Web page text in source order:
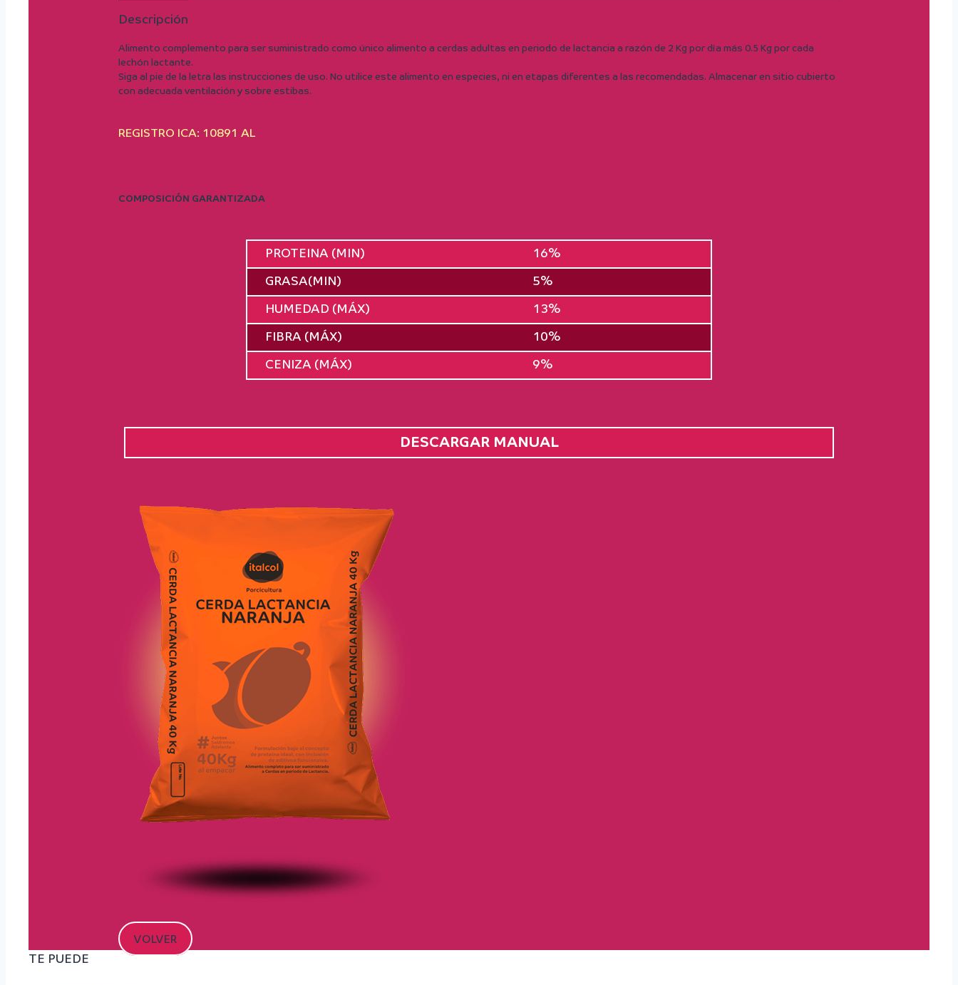
Descripción
Alimento complemento para ser suministrado como único alimento a cerdas adultas en periodo de lactancia a razón de 2 Kg por día más 0.5 Kg por cada
lechón lactante.
Siga al pie de la letra las instrucciones de uso. No utilice este alimento en especies, ni en etapas diferentes a las recomendadas. Almacenar en sitio cubierto
con adecuada ventilación y sobre estibas.
REGISTRO ICA: 10891 AL
COMPOSICIÓN GARANTIZADA
PROTEINA (MIN) 16%
GRASA(MIN) 5%
HUMEDAD (MÁX) 13%
FIBRA (MÁX) 10%
CENIZA (MÁX) 9%
DESCARGAR MANUAL
VOLVER
TE PUEDE